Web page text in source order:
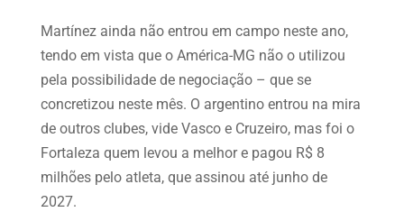
Martínez ainda não entrou em campo neste ano,
tendo em vista que o América-MG não o utilizou
pela possibilidade de negociação – que se
concretizou neste mês. O argentino entrou na mira
de outros clubes, vide Vasco e Cruzeiro, mas foi o
Fortaleza quem levou a melhor e pagou R$ 8
milhões pelo atleta, que assinou até junho de
2027.